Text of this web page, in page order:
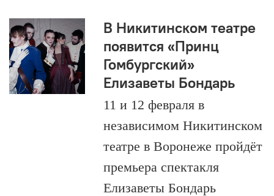
В Никитинском театре
появится «Принц
Гомбургский»
Елизаветы Бондарь
11 и 12 февраля в
независимом Никитинском
театре в Воронеже пройдёт
премьера спектакля
Елизаветы Бондарь